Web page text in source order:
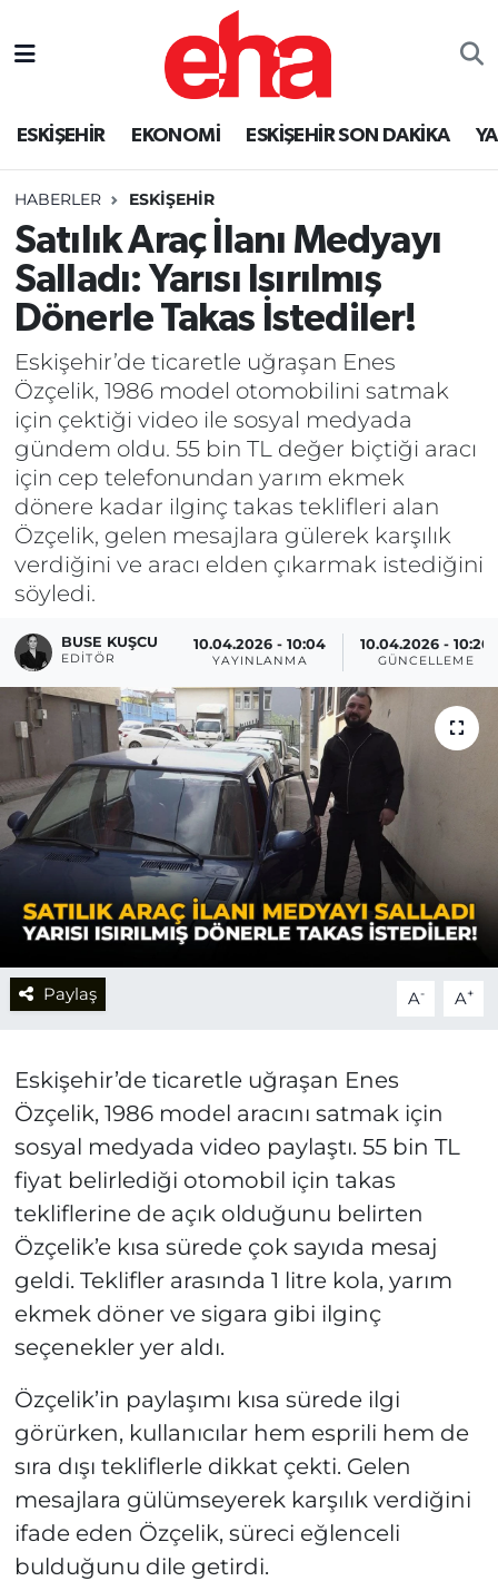
ESKİŞEHİR EKONOMİ ESKİŞEHİR SON DAKİKA
HABERLER ESKİŞEHİR
Satılık Araç İlanı Medyayı
Salladı: Yarısı Isırılmış
Dönerle Takas İstediler!
Eskişehir’de ticaretle uğraşan Enes
Özçelik, 1986 model otomobilini satmak
için çektiği video ile sosyal medyada
gündem oldu. 55 bin TL değer biçtiği aracı
için cep telefonundan yarım ekmek
dönere kadar ilginç takas teklifleri alan
Özçelik, gelen mesajlara gülerek karşılık
verdiğini ve aracı elden çıkarmak istediğini
söyledi.
BUSE KUŞCU
EDITÖR
10.04.2026 - 10:04
YAYINLANMA
10.04.2026 - 10:20
GÜNCELLEME
Paylaş A- A+
Eskişehir’de ticaretle uğraşan Enes
Özçelik, 1986 model aracını satmak için
sosyal medyada video paylaştı. 55 bin TL
fiyat belirlediği otomobil için takas
tekliflerine de açık olduğunu belirten
Özçelik’e kısa sürede çok sayıda mesaj
geldi. Teklifler arasında 1 litre kola, yarım
ekmek döner ve sigara gibi ilginç
seçenekler yer aldı.
Özçelik’in paylaşımı kısa sürede ilgi
görürken, kullanıcılar hem esprili hem de
sıra dışı tekliflerle dikkat çekti. Gelen
mesajlara gülümseyerek karşılık verdiğini
ifade eden Özçelik, süreci eğlenceli
bulduğunu dile getirdi.